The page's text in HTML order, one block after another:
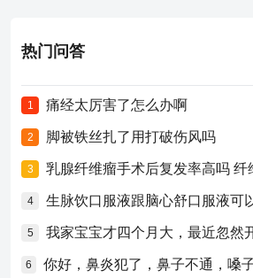
热门问答
1 痛经太厉害了怎么办啊
2 脚被铁丝扎了用打破伤风吗
3 乳腺纤维瘤手术后复发率高吗 纤
4 生脉饮口服液跟脑心舒口服液可
5 我家宝宝才四个月大，最近忽然
6